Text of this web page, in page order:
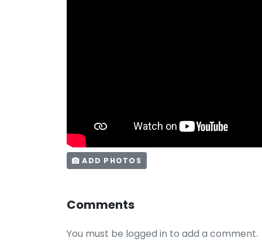
ADD PHOTOS
Comments
You must be logged in to add a comment.